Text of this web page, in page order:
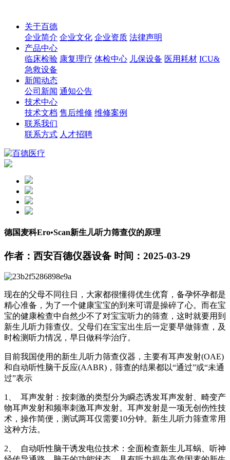
关于百德
企业简介 企业文化 企业资质 法律声明
产品中心
临床检验 康复理疗 体检中心 儿保设备 医用耗材 ICU&
急救设备
新闻动态
公司新闻 通知公告
技术中心
技术文档 售后维修 维修案例
联系我们
联系方式 人才招聘
德国麦科Ero•Scan新生儿听力筛查仪的原理
作者：西安百德仪器设备 时间：2025-03-29
现在的父母不同往日，大家都很懂得优生优育，备孕怀孕都是
精心准备，为了一个健康宝宝的到来可谓是操碎了心。而在宝
宝的健康检查中自然少不了对宝宝听力的筛查，这时就要用到
新生儿听力筛查仪。父母们在宝宝出生后一定要早做筛查，及
时检测听力情况，早日做科学治疗。
目前我国使用的新生儿听力筛查仪器，主要有耳声发射(OAE)
和自动听性脑干反应(AABR)，筛查的结果都以“通过”或“未通
过”表示
1、 耳声发射：按刺激的类型分为瞬态诱发耳声发射、畸变产
物耳声发射和频率刺激耳声发射。耳声发射是一项无创伤性技
术，操作简便，测试两耳仅需要10分钟。新生儿听力筛查常用
这种方法。
2、 自动听性脑干诱发电位技术：全面检查新生儿耳蜗、听神